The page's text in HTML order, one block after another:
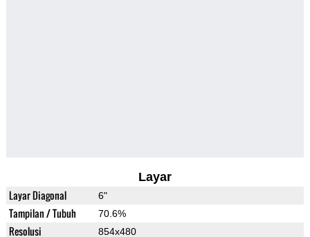
Layar
Layar Diagonal 6"
Tampilan / Tubuh 70.6%
Resolusi 854x480